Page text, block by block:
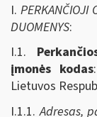
I. PERKANČIOJI
DUOMENYS:
I.1.
įmonės kodas
Lietuvos
I.1.1.Adresas,